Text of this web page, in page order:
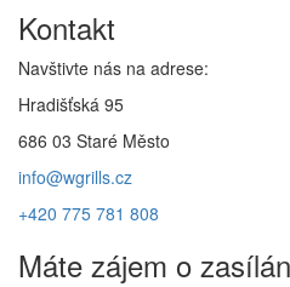
Kontakt
Navštivte nás na adrese:
Hradišťská 95
686 03 Staré Město
info@wgrills.cz
+420 775 781 808
Máte zájem o